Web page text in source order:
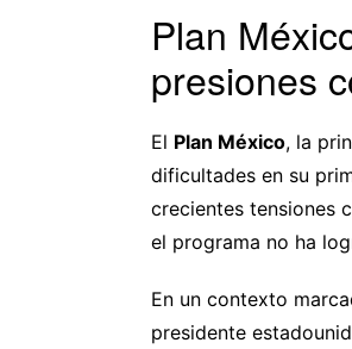
Plan
presiones
El Plan México, la
dificultades en su
crecientes tensiones
el programa no ha
En un contexto
presidente